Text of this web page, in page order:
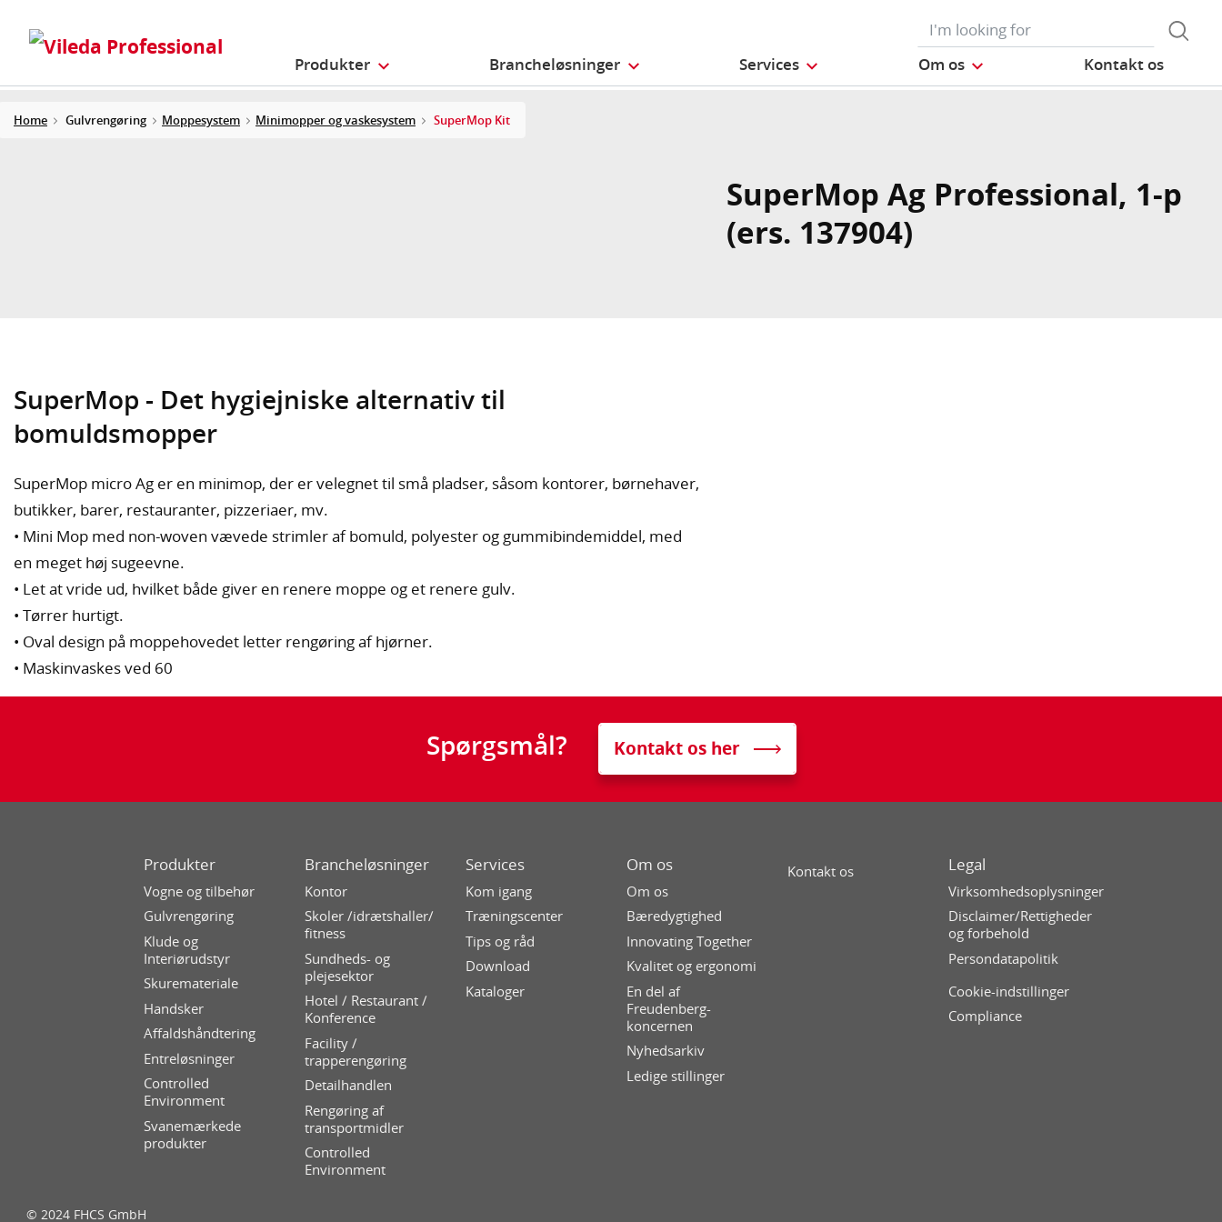
Produkter Brancheløsninger Services Om os Kontakt os
Home Gulvrengøring Moppesystem Minimopper og vaskesystem SuperMop Kit
SuperMop Ag Professional, 1-p
(ers. 137904)
SuperMop - Det hygiejniske alternativ til
bomuldsmopper
SuperMop micro Ag er en minimop, der er velegnet til små pladser, såsom kontorer, børnehaver,
butikker, barer, restauranter, pizzeriaer, mv.
• Mini Mop med non-woven vævede strimler af bomuld, polyester og gummibindemiddel, med
en meget høj sugeevne.
• Let at vride ud, hvilket både giver en renere moppe og et renere gulv.
• Tørrer hurtigt.
• Oval design på moppehovedet letter rengøring af hjørner.
• Maskinvaskes ved 60
Spørgsmål? Kontakt os her
Produkter
Vogne og tilbehør
Gulvrengøring
Klude og
Interiørudstyr
Skuremateriale
Handsker
Affaldshåndtering
Entreløsninger
Controlled
Environment
Svanemærkede
produkter
Brancheløsninger
Kontor
Skoler /idrætshaller/
fitness
Sundheds- og
plejesektor
Hotel / Restaurant /
Konference
Facility /
trapperengøring
Detailhandlen
Rengøring af
transportmidler
Controlled
Environment
Services
Kom igang
Træningscenter
Tips og råd
Download
Kataloger
Om os
Om os
Bæredygtighed
Innovating Together
Kvalitet og ergonomi
En del af
Freudenberg-
koncernen
Nyhedsarkiv
Ledige stillinger
Kontakt os Legal
Virksomhedsoplysninger
Disclaimer/Rettigheder
og forbehold
Persondatapolitik
Cookie-indstillinger
Compliance
© 2024 FHCS GmbH